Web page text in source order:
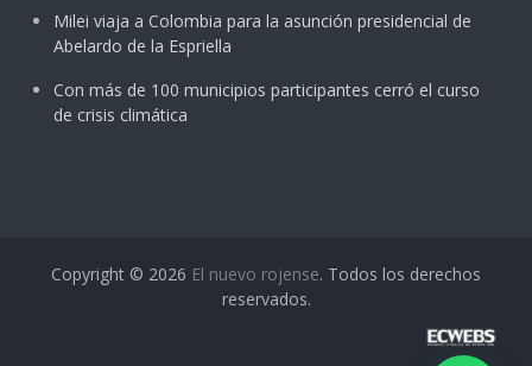
Milei viaja a Colombia para la asunción presidencial de
Abelardo de la Espriella
Con más de 100 municipios participantes cerró el curso
de crisis climática
Copyright © 2026 El nuevo rojense. Todos los derechos
reservados.